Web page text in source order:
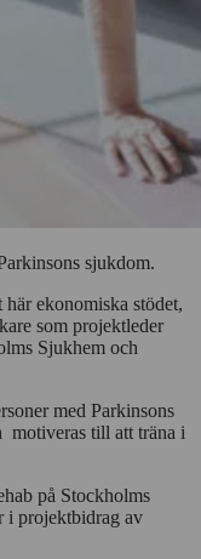
sjukdom.
ekonomiska stödet,
som projektleder
Sjukhem och
med Parkinsons
motiveras till att träna i
på Stockholms
i projektbidrag av